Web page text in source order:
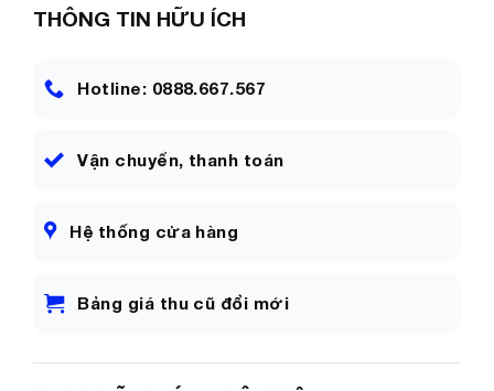
THÔNG TIN HỮU ÍCH
Hotline: 0888.667.567
Vận chuyển, thanh toán
Hệ thống cửa hàng
Bảng giá thu cũ đổi mới